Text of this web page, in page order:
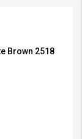
Brown 2518